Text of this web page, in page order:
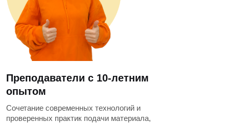
Преподаватели с 10-летним
опытом
Сочетание современных технологий и
проверенных практик подачи материала,